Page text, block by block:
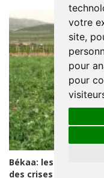
votre
site,
pour
pour
Békaa: les
des crises